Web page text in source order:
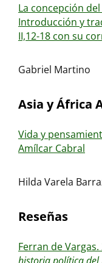
La concepción del
Introducción y
II,12-18 con su
Gabriel Martino
Asia y África
Vida y
Amílcar Cabral
Hilda Varela
Reseñas
Ferran de Vargas.